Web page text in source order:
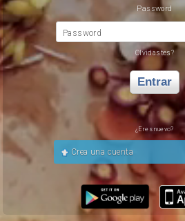
Password
Password
Olvidastes?
Entrar
¿Eres nuevo?
Crea una cuenta